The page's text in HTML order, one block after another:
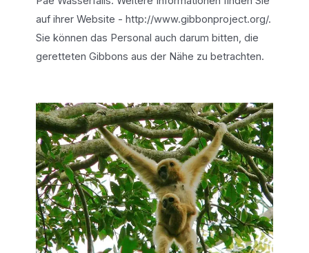
auf ihrer Website - http://www.gibbonproject.org/.
Sie können das Personal auch darum bitten, die
geretteten Gibbons aus der Nähe zu betrachten.